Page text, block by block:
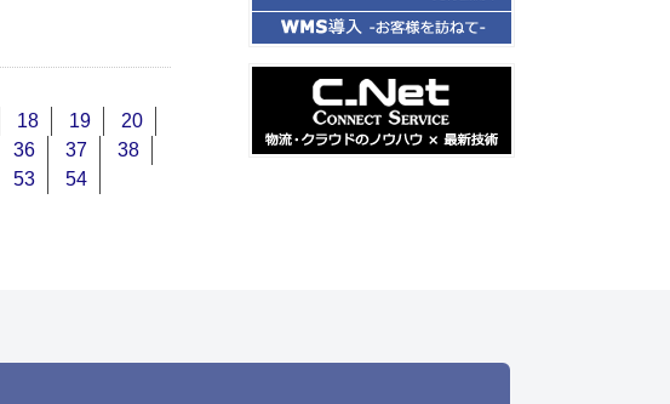
18 19
20
36 37
38
53 54